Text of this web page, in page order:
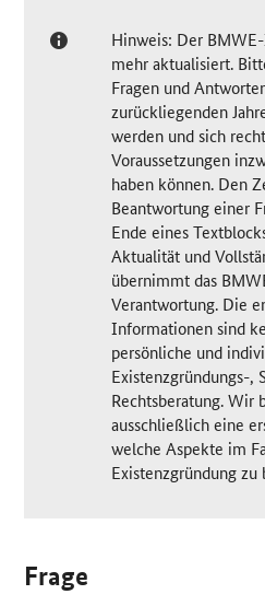
Hinweis: Der
mehr aktualisiert.
Fragen und
zurückliegenden
werden und sich
Voraussetzungen
haben können. Den
Beantwortung einer
Ende eines
Aktualität und
übernimmt das
Verantwortung. Die
Informationen sind
persönliche und
Existenzgründungs-,
Rechtsberatung. Wir
ausschließlich eine
welche Aspekte im
Existenzgründung zu
Frage